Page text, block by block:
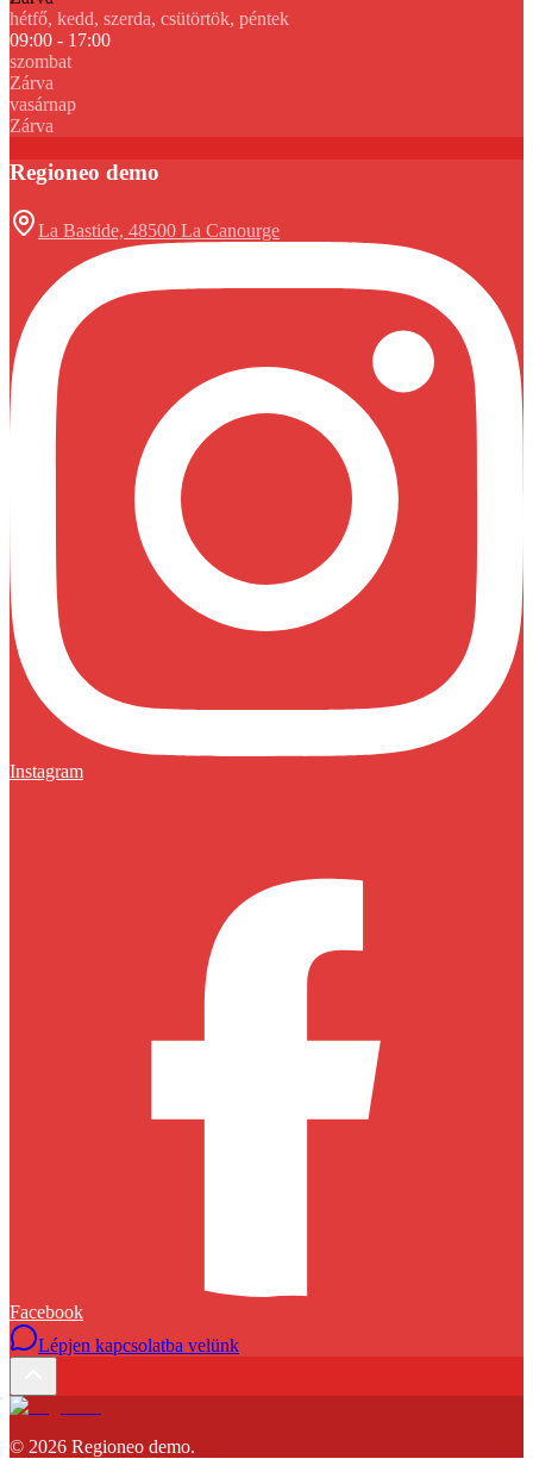
hétfő, kedd, szerda, csütörtök, péntek
09:00 - 17:00
szombat
Zárva
vasárnap
Zárva
Regioneo demo
La Bastide, 48500 La Canourge
Instagram
Facebook
Lépjen kapcsolatba velünk
© 2026 Regioneo demo.